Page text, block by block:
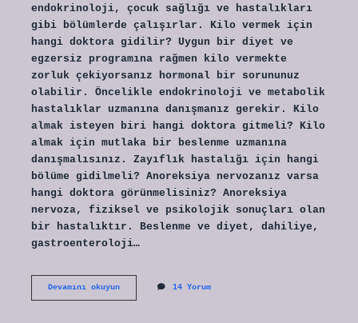
endokrinoloji, çocuk sağlığı ve hastalıkları
gibi bölümlerde çalışırlar. Kilo vermek için
hangi doktora gidilir? Uygun bir diyet ve
egzersiz programına rağmen kilo vermekte
zorluk çekiyorsanız hormonal bir sorununuz
olabilir. Öncelikle endokrinoloji ve metabolik
hastalıklar uzmanına danışmanız gerekir. Kilo
almak isteyen biri hangi doktora gitmeli? Kilo
almak için mutlaka bir beslenme uzmanına
danışmalısınız. Zayıflık hastalığı için hangi
bölüme gidilmeli? Anoreksiya nervozanız varsa
hangi doktora görünmelisiniz? Anoreksiya
nervoza, fiziksel ve psikolojik sonuçları olan
bir hastalıktır. Beslenme ve diyet, dahiliye,
gastroenteroloji…
Devamını okuyunDiyet
14 Yorum